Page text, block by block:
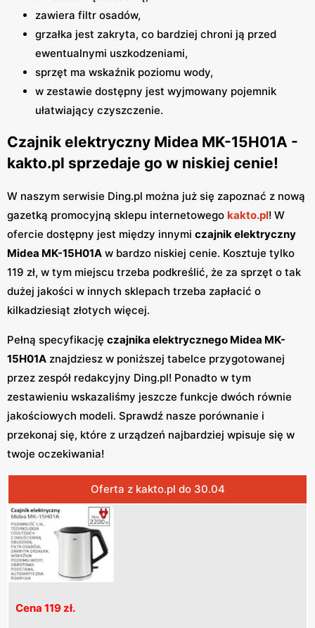
zawiera filtr osadów,
grzałka jest zakryta, co bardziej chroni ją przed
ewentualnymi uszkodzeniami,
sprzęt ma wskaźnik poziomu wody,
w zestawie dostępny jest wyjmowany pojemnik
ułatwiający czyszczenie.
Czajnik elektryczny Midea MK-15H01A -
kakto.pl sprzedaje go w niskiej cenie!
W naszym serwisie Ding.pl można już się zapoznać z nową
gazetką promocyjną sklepu internetowego kakto.pl! W
ofercie dostępny jest między innymi czajnik elektryczny
Midea MK-15H01A w bardzo niskiej cenie. Kosztuje tylko
119 zł, w tym miejscu trzeba podkreślić, że za sprzęt o tak
dużej jakości w innych sklepach trzeba zapłacić o
kilkadziesiąt złotych więcej.
Pełną specyfikację czajnika elektrycznego Midea MK-
15H01A znajdziesz w poniższej tabelce przygotowanej
przez zespół redakcyjny Ding.pl! Ponadto w tym
zestawieniu wskazaliśmy jeszcze funkcje dwóch równie
jakościowych modeli. Sprawdź nasze porównanie i
przekonaj się, które z urządzeń najbardziej wpisuje się w
twoje oczekiwania!
Oferta z kakto.pl do 30.04
Cena 119 zł.